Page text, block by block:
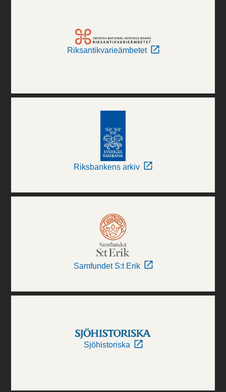
Riksantikvarieämbetet
Riksbankens arkiv
Samfundet S:t Erik
Sjöhistoriska